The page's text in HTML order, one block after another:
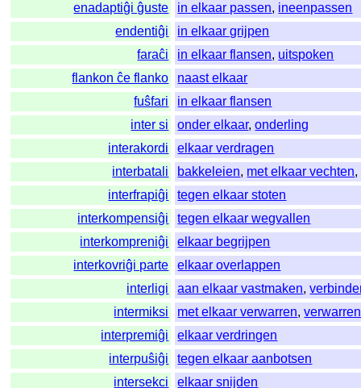
enadaptiĝi ĝuste
in elkaar passen, ineenpassen
endentiĝi
in elkaar grijpen
faraĉi
in elkaar flansen, uitspoken
flankon ĉe flanko
naast elkaar
fuŝfari
in elkaar flansen
inter si
onder elkaar,onderling
interakordi
elkaar verdragen
interbatali
bakkeleien, met elkaar vechten,
interfrapiĝi
tegen elkaar stoten
interkompensiĝi
tegen elkaar wegvallen
interkompreniĝi
elkaar begrijpen
interkovriĝi parte
elkaar overlappen
interligi
aan elkaar vastmaken,
intermiksi
met elkaar verwarren,verwarren
interpremiĝi
elkaar verdringen
interpuŝiĝi
tegen elkaar aanbotsen
intersekci
elkaar snijden